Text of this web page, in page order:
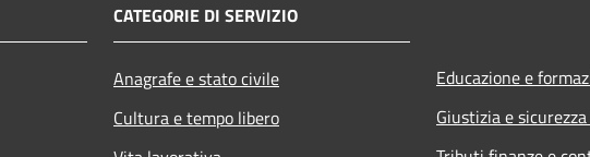
CATEGORIE DI SERVIZIO
Anagrafe e stato civile
Cultura e tempo libero
Educazione e
Giustizia e